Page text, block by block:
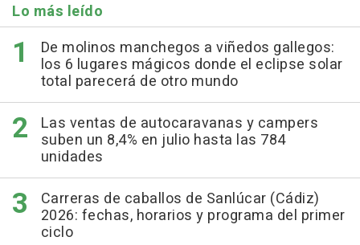
Lo más leído
De molinos manchegos a viñedos gallegos:
los 6 lugares mágicos donde el eclipse solar
total parecerá de otro mundo
Las ventas de autocaravanas y campers
suben un 8,4% en julio hasta las 784
unidades
Carreras de caballos de Sanlúcar (Cádiz)
2026: fechas, horarios y programa del primer
ciclo